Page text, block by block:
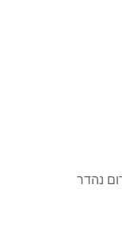
נהדר